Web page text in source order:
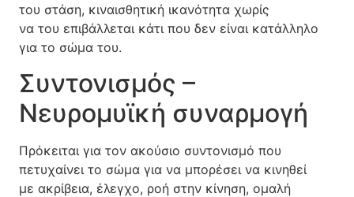
του στάση, κιναισθητική ικανότητα χωρίς
να του επιβάλλεται κάτι που δεν είναι κατάλληλο
για το σώμα του.
Συντονισμός –
Νευρομυϊκή συναρμογή
Πρόκειται για τον ακούσιο συντονισμό που
πετυχαίνει το σώμα για να μπορέσει να κινηθεί
με ακρίβεια, έλεγχο, ροή στην κίνηση, ομαλή